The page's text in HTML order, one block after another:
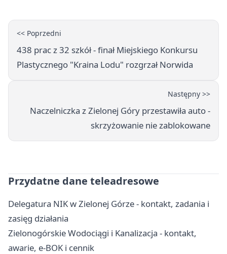
<< Poprzedni
438 prac z 32 szkół - finał Miejskiego Konkursu
Plastycznego "Kraina Lodu" rozgrzał Norwida
Następny >>
Naczelniczka z Zielonej Góry przestawiła auto -
skrzyżowanie nie zablokowane
Przydatne dane teleadresowe
Delegatura NIK w Zielonej Górze - kontakt, zadania i
zasięg działania
Zielonogórskie Wodociągi i Kanalizacja - kontakt,
awarie, e-BOK i cennik